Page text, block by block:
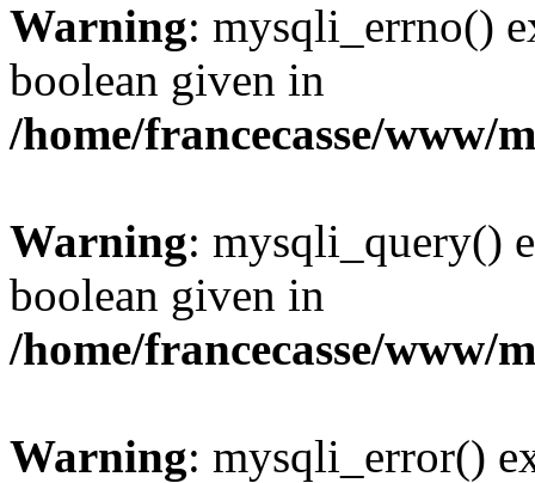
Warning: mysqli_errno()
boolean given in
/home/francecasse/www/
Warning: mysqli_query()
boolean given in
/home/francecasse/www/
Warning: mysqli_error()